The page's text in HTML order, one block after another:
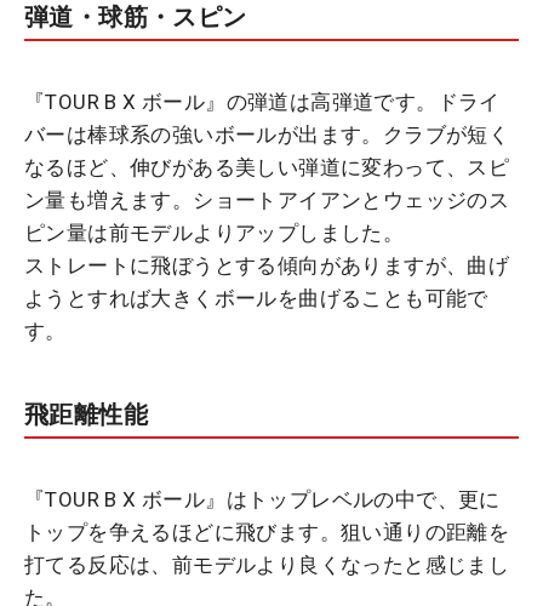
弾道・球筋・スピン
『TOUR B X ボール』の弾道は高弾道です。ドライ
バーは棒球系の強いボールが出ます。クラブが短く
なるほど、伸びがある美しい弾道に変わって、スピ
ン量も増えます。ショートアイアンとウェッジのス
ピン量は前モデルよりアップしました。
ストレートに飛ぼうとする傾向がありますが、曲げ
ようとすれば大きくボールを曲げることも可能で
す。
飛距離性能
『TOUR B X ボール』はトップレベルの中で、更に
トップを争えるほどに飛びます。狙い通りの距離を
打てる反応は、前モデルより良くなったと感じまし
た。